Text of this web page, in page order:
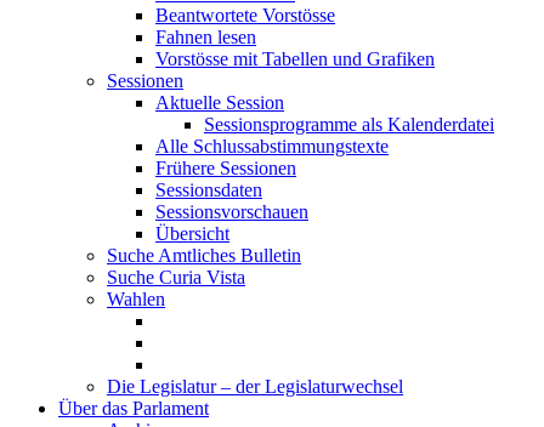
Beantwortete Vorstösse
Fahnen lesen
Vorstösse mit Tabellen und Grafiken
Sessionen
Aktuelle Session
Sessionsprogramme als Kalenderdatei
Alle Schlussabstimmungstexte
Frühere Sessionen
Sessionsdaten
Sessionsvorschauen
Übersicht
Suche Amtliches Bulletin
Suche Curia Vista
Wahlen
Die Legislatur – der Legislaturwechsel
Über das Parlament